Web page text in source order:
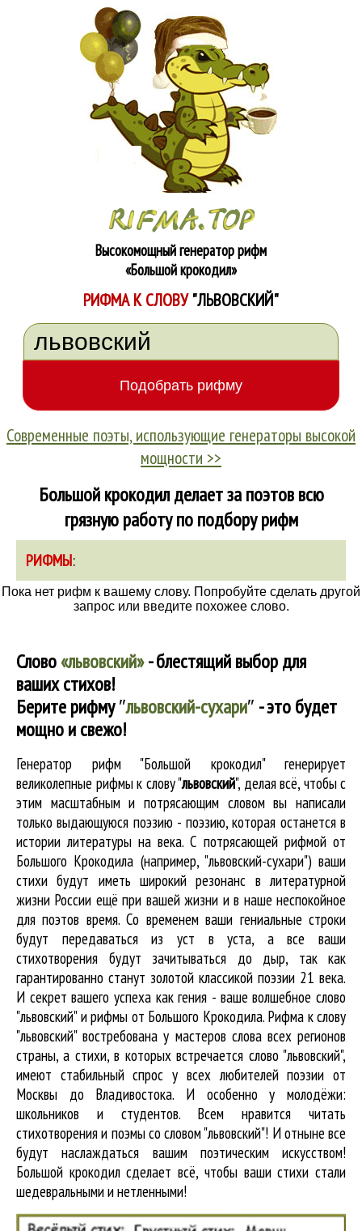
Высокомощный генератор рифм
«Большой крокодил»
РИФМА К СЛОВУ"ЛЬВОВСКИЙ"
Современные поэты, использующие генераторы высокой
мощности >>
Большой крокодил делает за поэтов всю
грязную работу по подбору рифм
РИФМЫ:
Пока нет рифм к вашему слову. Попробуйте сделать другой
запрос или введите похожее слово.
Слово«львовский»- блестящий выбор для
ваших стихов!
Берите рифму″львовский-сухари″ - это будет
мощно и свежо!
Генератор рифм "Большой крокодил" генерирует
великолепные рифмы к слову "львовский", делая всё, чтобы с
этим масштабным и потрясающим словом вы написали
только выдающуюся поэзию - поэзию, которая останется в
истории литературы на века. С потрясающей рифмой от
Большого Крокодила (например, "львовский-сухари") ваши
стихи будут иметь широкий резонанс в литературной
жизни России ещё при вашей жизни и в наше неспокойное
для поэтов время. Со временем ваши гениальные строки
будут передаваться из уст в уста, а все ваши
стихотворения будут зачитываться до дыр, так как
гарантированно станут золотой классикой поэзии 21 века.
И секрет вашего успеха как гения - ваше волшебное слово
"львовский" и рифмы от Большого Крокодила. Рифма к слову
"львовский" востребована у мастеров слова всех регионов
страны, а стихи, в которых встречается слово "львовский",
имеют стабильный спрос у всех любителей поэзии от
Москвы до Владивостока. И особенно у молодёжи:
школьников и студентов. Всем нравится читать
стихотворения и поэмы со словом "львовский"! И отныне все
будут наслаждаться вашим поэтическим искусством!
Большой крокодил cделает всё, чтобы ваши стихи стали
шедевральными и нетленными!